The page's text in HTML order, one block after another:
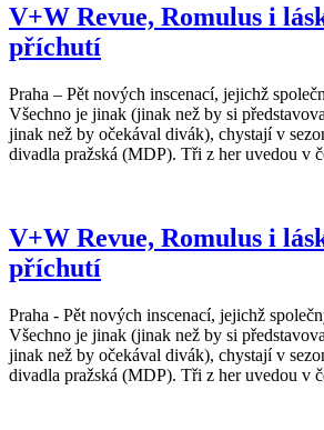
V+W Revue, Romulus i
příchutí
Praha – Pět nových inscenací, jejichž
Všechno je jinak (jinak než by si
jinak než by očekával divák), chystají v
divadla pražská (MDP). Tři z her uvedou v
V+W Revue, Romulus i
příchutí
Praha - Pět nových inscenací, jejichž
Všechno je jinak (jinak než by si
jinak než by očekával divák), chystají v
divadla pražská (MDP). Tři z her uvedou v